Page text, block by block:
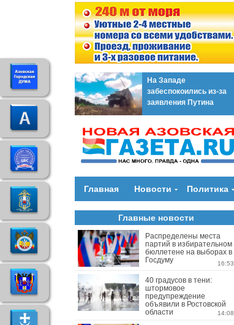
На Западе
забеспокоились из-за
заявления Путина
Главная Новости Политика
Главные новости
Распределены места
партий в избирательном
бюллетене на выборах в
Госдуму
16:53
40 градусов в тени:
штормовое
предупреждение
объявили в Ростовской
области
14:08